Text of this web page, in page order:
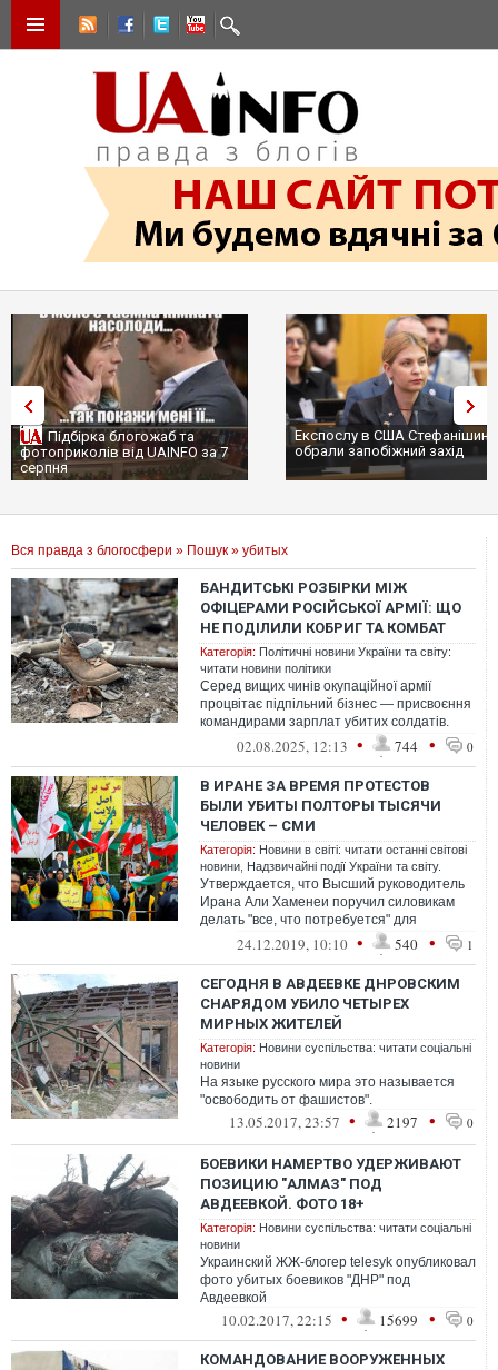
Підбірка блогожаб та
фотоприколів від UAINFO за 7
серпня
Експослу в США
обрали запобіжний захід
Вся правда з блогосфери » Пошук » убитых
БАНДИТСЬКІ РОЗБІРКИ МІЖ
ОФІЦЕРАМИ РОСІЙСЬКОЇ АРМІЇ: ЩО
НЕ ПОДІЛИЛИ КОБРИГ ТА КОМБАТ
Категорія: Політичні новини України та світу:
читати новини політики
Серед вищих чинів окупаційної армії
процвітає підпільний бізнес — присвоєння
командирами зарплат убитих солдатів.
Заради цих грошей російські офіцери ...
02.08.2025, 12:13 • 744 • 0
В ИРАНЕ ЗА ВРЕМЯ ПРОТЕСТОВ
БЫЛИ УБИТЫ ПОЛТОРЫ ТЫСЯЧИ
ЧЕЛОВЕК – СМИ
Категорія: Новини в світі: читати останні світові
новини Надзвичайні події України та світу.
Утверждается, что Высший руководитель
Ирана Али Хаменеи поручил силовикам
делать "все, что потребуется" для
подавления протестов
24.12.2019, 10:10 • 540 • 1
СЕГОДНЯ В АВДЕЕВКЕ ДНРОВСКИМ
СНАРЯДОМ УБИЛО ЧЕТЫРЕХ
МИРНЫХ ЖИТЕЛЕЙ
Категорія: Новини суспільства: читати соціальні
новини
На языке русского мира это называется
"освободить от фашистов".
13.05.2017, 23:57 • 2197 • 0
БОЕВИКИ НАМЕРТВО УДЕРЖИВАЮТ
ПОЗИЦИЮ "АЛМАЗ" ПОД
АВДЕЕВКОЙ. ФОТО 18+
Категорія: Новини суспільства: читати соціальні
новини
Украинский ЖЖ-блогер telesyk опубликовал
фото убитых боевиков "ДНР" под
Авдеевкой
10.02.2017, 22:15 • 15699 • 0
КОМАНДОВАНИЕ ВООРУЖЕННЫХ